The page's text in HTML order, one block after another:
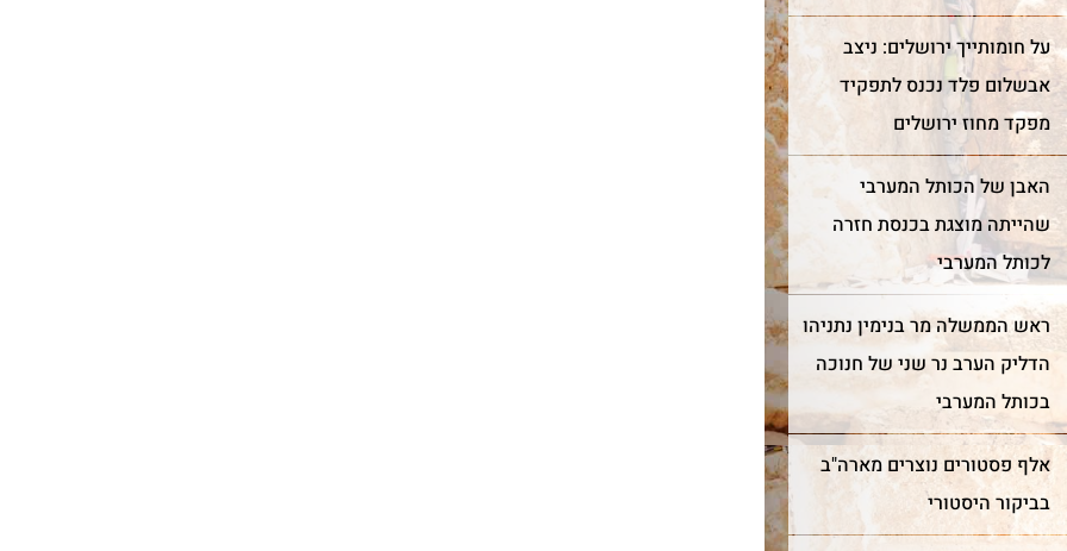
על חומותייך ירושלים: ניצב
אבשלום פלד נכנס לתפקיד
מפקד מחוז ירושלים
האבן של הכותל המערבי
שהייתה מוצגת בכנסת חזרה
לכותל המערבי
ראש הממשלה מר בנימין נתניהו
הדליק הערב נר שני של חנוכה
בכותל המערבי
אלף פסטורים נוצרים מארה"ב
בביקור היסטורי
הגלויות מספרות את
של הכותל מאז
האבנים ההרודיאניות
נבדלות מהאחרות
ובאופן סיתותן
עם שתי מערכות
צורת הבניה המדורגת של אבני
הכותל מלמדת אותנו שחומות
הר הבית לא היו זקופות ואנכיות
אלא משופעות מעט. ניתן
להבחין בתופעה זו בצפייה
מרחוק על כותלי הר הבית.
הר הבית לא היו